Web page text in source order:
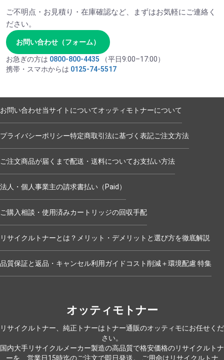
ご不明点・お見積り・在庫確認など、まずはお気軽にご連絡く
ださい。
お問い合わせ（フォーム）
お急ぎの方は 0800-800-4435 （平日9:00–17:00）
携帯・スマホからは 0125-74-5517
お問い合わせ当サイトについてオッティモトナーについて
プライバシーポリシー特定商取引法に基づく表記ご注文方法
ご注文商品が届くまで配送・送料についてお支払い方法
法人・個人事業主の請求書払い（Paid）
ご購入相談・使用済みカートリッジの回収手配
リサイクルトナーとは？メリット・デメリットと選び方を徹底解説
品質保証と返品・キャンセル利用ガイド コスト削減＋環境配慮 特集
オッティモトナー
リサイクルトナー、純正トナーはトナー通販のオッティモにお任せくだ
さい。
国内大手リサイクルメーカー製造の高品質で格安価格のリサイクルトナ
ーを、営業日15時迄のご注文で即日発送。
ご用命はリサイクルトナ